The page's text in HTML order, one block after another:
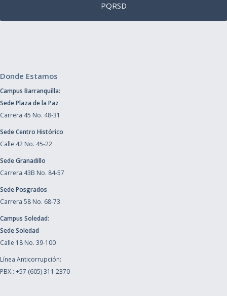
PQRSD
Donde Estamos
Campus Barranquilla:
Sede Plaza de la Paz
Carrera 45 No. 48-31
Sede Centro Histórico
Calle 42 No. 45-22
Sede Granadillo
Carrera 43B No. 84-57
Sede Posgrados
Carrera 58 No. 68-73
Campus Soledad:
Sede Soledad
Calle 18 No. 39-100
Línea Anticorrupción:
PBX.: +57 (605) 311 2370